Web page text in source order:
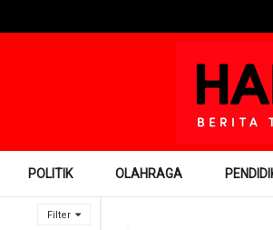
Filter
POLITIK OLAHRAGA